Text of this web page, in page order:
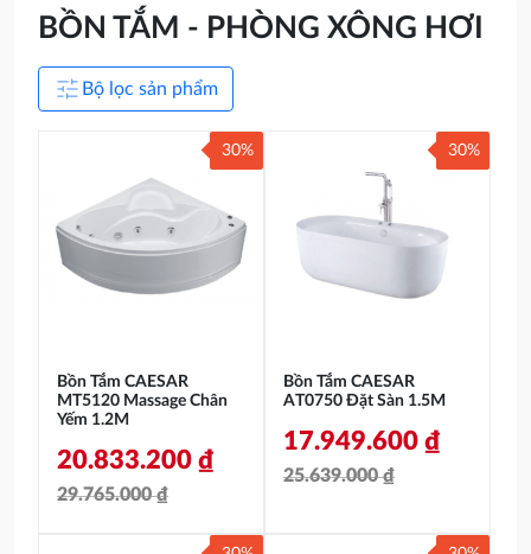
BỒN TẮM - PHÒNG XÔNG HƠI
tune Bộ lọc sản phẩm
Bồn Tắm CAESAR
MT5120 Massage Chân
Yếm 1.2M
29.765.000₫
20.833.200 ₫
30%
Bồn Tắm CAESAR
AT0750 Đặt Sàn 1.5M
25.639.000₫
17.949.600 ₫
30%